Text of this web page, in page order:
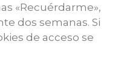
«Recuérdarme»,
dos semanas. Si
de acceso se